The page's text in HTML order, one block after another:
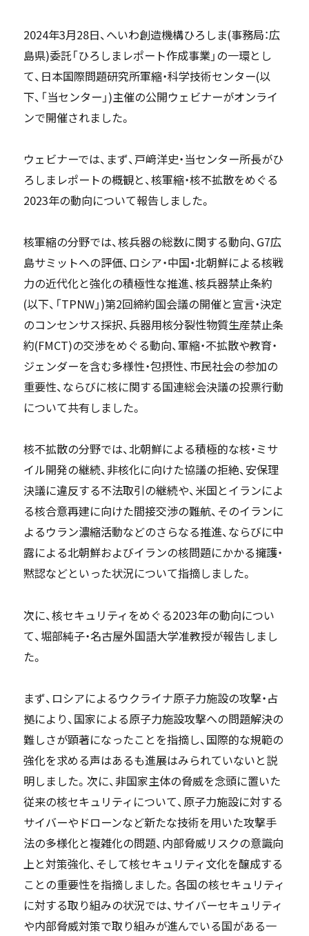
2024年3月28日、へいわ創造機構ひろしま(事務局：広
島県)委託「ひろしまレポート作成事業」の一環とし
て、日本国際問題研究所軍縮・科学技術センター(以
下、「当センター」)主催の公開ウェビナーがオンライ
ンで開催されました。
ウェビナーでは、まず、戸﨑洋史・当センター所長がひ
ろしまレポートの概観と、核軍縮・核不拡散をめぐる
2023年の動向について報告しました。
核軍縮の分野では、核兵器の総数に関する動向、G7広
島サミットへの評価、ロシア・中国・北朝鮮による核戦
力の近代化と強化の積極性な推進、核兵器禁止条約
(以下、「TPNW」)第2回締約国会議の開催と宣言・決定
のコンセンサス採択、兵器用核分裂性物質生産禁止条
約(FMCT)の交渉をめぐる動向、軍縮・不拡散や教育・
ジェンダーを含む多様性・包摂性、市民社会の参加の
重要性、ならびに核に関する国連総会決議の投票行動
について共有しました。
核不拡散の分野では、北朝鮮による積極的な核・ミサ
イル開発の継続、非核化に向けた協議の拒絶、安保理
決議に違反する不法取引の継続や、米国とイランによ
る核合意再建に向けた間接交渉の難航、そのイランに
よるウラン濃縮活動などのさらなる推進、ならびに中
露による北朝鮮およびイランの核問題にかかる擁護・
黙認などといった状況について指摘しました。
次に、核セキュリティをめぐる2023年の動向につい
て、堀部純子・名古屋外国語大学准教授が報告しまし
た。
まず、ロシアによるウクライナ原子力施設の攻撃・占
拠により、国家による原子力施設攻撃への問題解決の
難しさが顕著になったことを指摘し、国際的な規範の
強化を求める声はあるも進展はみられていないと説
明しました。次に、非国家主体の脅威を念頭に置いた
従来の核セキュリティについて、原子力施設に対する
サイバーやドローンなど新たな技術を用いた攻撃手
法の多様化と複雑化の問題、内部脅威リスクの意識向
上と対策強化、そして核セキュリティ文化を醸成する
ことの重要性を指摘しました。各国の核セキュリティ
に対する取り組みの状況では、サイバーセキュリティ
や内部脅威対策で取り組みが進んでいる国がある一